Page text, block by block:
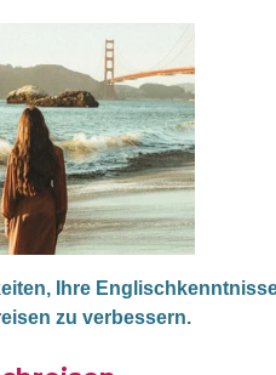
Ihre
zu verbessern.